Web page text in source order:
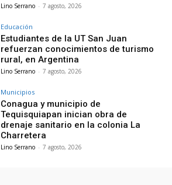
Lino Serrano - 7 agosto, 2026
Educación
Estudiantes de la UT San Juan
refuerzan conocimientos de turismo
rural, en Argentina
Lino Serrano - 7 agosto, 2026
Municipios
Conagua y municipio de
Tequisquiapan inician obra de
drenaje sanitario en la colonia La
Charretera
Lino Serrano - 7 agosto, 2026